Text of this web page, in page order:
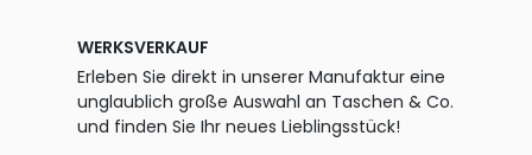
WERKSVERKAUF
Erleben Sie direkt in unserer Manufaktur eine
unglaublich große Auswahl an Taschen & Co.
und finden Sie Ihr neues Lieblingsstück!